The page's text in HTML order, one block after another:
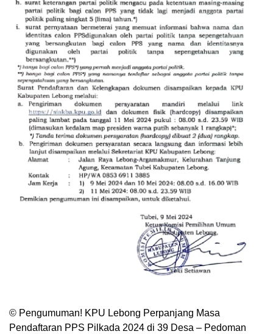
© Pengumuman! KPU Lebong Perpanjang Masa
Pendaftaran PPS Pilkada 2024 di 39 Desa – Pedoman